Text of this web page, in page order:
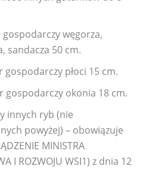
węgorza,
sandacza 50 cm.
gospodarczy płoci 15 cm.
gospodarczy okonia 18 cm.
innych ryb (nie
powyżej) – obowiązuje
MINISTRA
I ROZWOJU WSI1) z dnia 12